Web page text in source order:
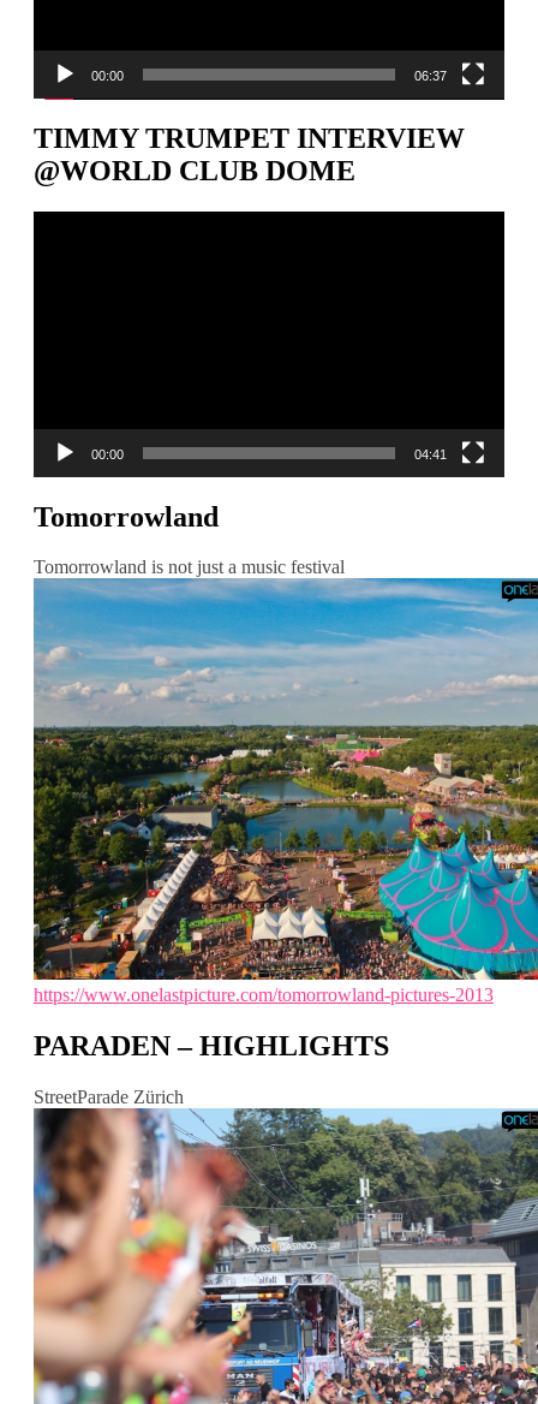
00:00 06:37
TIMMY TRUMPET INTERVIEW
@WORLD CLUB DOME
00:00 04:41
Tomorrowland
Tomorrowland is not just a music festival
https://www.onelastpicture.com/tomorrowland-pictures-2013
PARADEN – HIGHLIGHTS
StreetParade Zürich